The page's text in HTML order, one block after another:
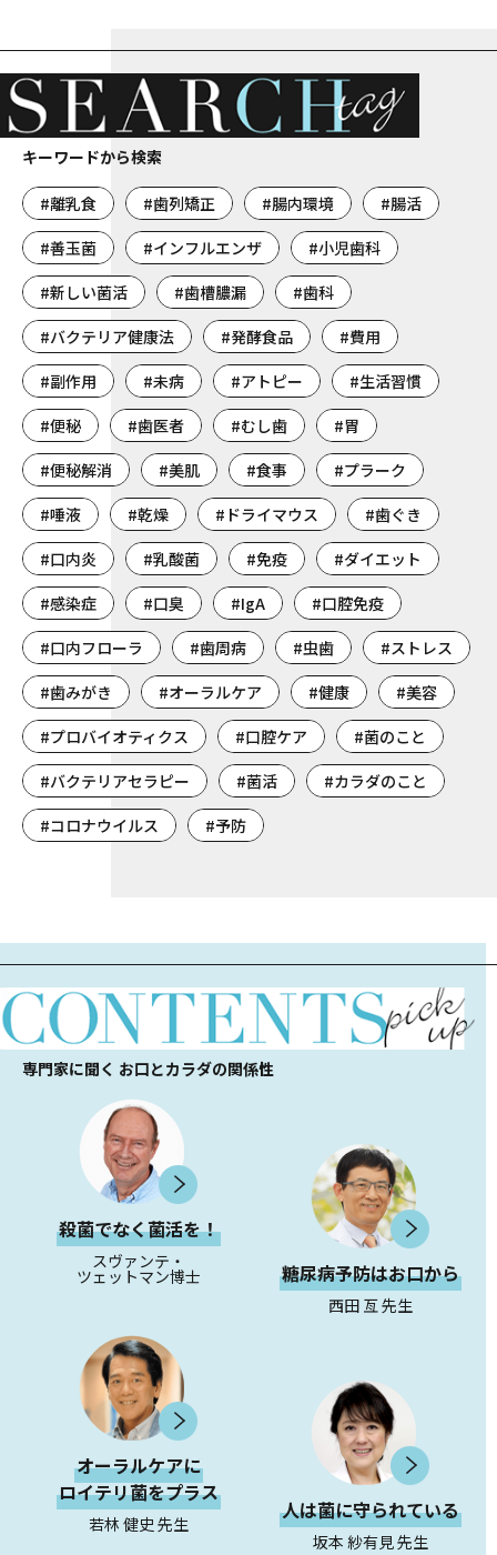
キーワードから検索
#離乳食 #歯列矯正 #腸内環境
#腸活
#善玉菌
#インフルエンザ
#小児歯科
#新しい菌活
#歯槽膿漏
#歯科
#バクテリア健康法
#発酵食品
#費用
#副作用
#未病 #アトピー
#生活習慣
#便秘
#歯医者 #むし歯
#胃
#便秘解消
#美肌 #食事
#プラーク
#唾液
#乾燥 #ドライマウス
#歯ぐき
#口内炎
#乳酸菌 #免疫
#ダイエット
#感染症
#口臭 #IgA
#口腔免疫
#口内フローラ
#歯周病 #虫歯
#ストレス
#歯みがき
#オーラルケア #健康
#美容
#プロバイオティクス
#口腔ケア
#菌のこと
#バクテリアセラピー
#菌活
#カラダのこと
#コロナウイルス
#予防
専門家に聞く お口とカラダの関係性
殺菌でなく菌活を！
スヴァンテ・
ツェットマン博士 糖尿病予防はお口から
西田 亙 先生
オーラルケアに
ロイテリ菌をプラス
若林 健史 先生
人は菌に守られている
坂本 紗有見 先生